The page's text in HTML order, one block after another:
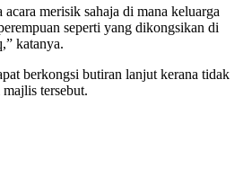
merisik sahaja di mana keluarga
seperti yang dikongsikan di
katanya.
berkongsi butiran lanjut kerana tidak
tersebut.